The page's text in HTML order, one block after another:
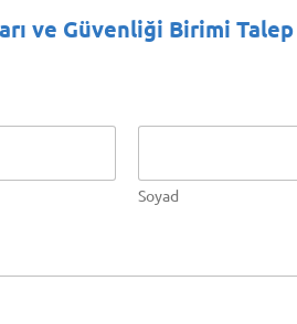
ve Güvenliği Birimi
Soyad